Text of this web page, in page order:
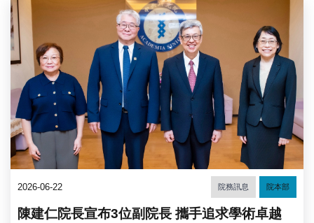
2026-06-22 院務訊息 院本部
陳建仁院長宣布3位副院長 攜手追求學術卓越